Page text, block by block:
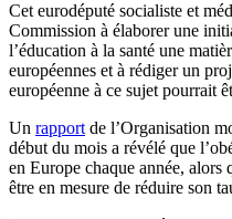
Cet eurodéputé socialiste et
Commission à élaborer une
l’éducation à la santé une
européennes et à rédiger un
européenne à ce sujet pourrait
Un rapport de l’Organisation
début du mois a révélé que
en Europe chaque année, alors
être en mesure de réduire son